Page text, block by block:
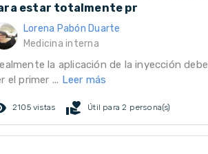
estar totalmente pr
Lorena Pabón Duarte
Medicina interna
la aplicación de la inyección debe
el primer ... Leer más
2105 vistas volunteer_activism Útil para 2 persona(s)